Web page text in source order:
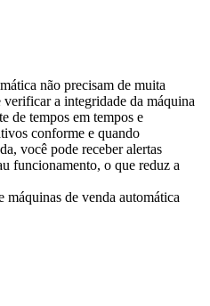
não precisam de muita
a integridade da máquina
de tempos em tempos e
conforme e quando
você pode receber alertas
funcionamento, o que reduz a
de venda automática